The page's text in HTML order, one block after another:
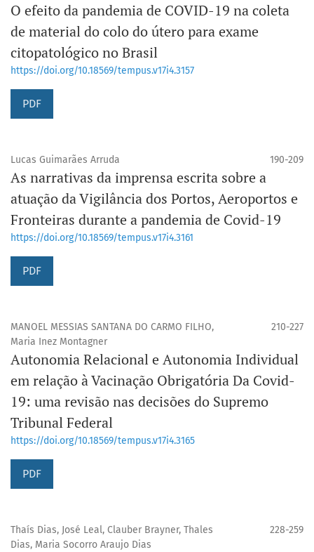
O efeito da pandemia de COVID-19 na coleta
de material do colo do útero para exame
citopatológico no Brasil
https://doi.org/10.18569/tempus.v17i4.3157
PDF
Lucas Guimarães Arruda 190-209
As narrativas da imprensa escrita sobre a
atuação da Vigilância dos Portos, Aeroportos e
Fronteiras durante a pandemia de Covid-19
https://doi.org/10.18569/tempus.v17i4.3161
PDF
MANOEL MESSIAS SANTANA DO CARMO FILHO,
Maria Inez Montagner
210-227
Autonomia Relacional e Autonomia Individual
em relação à Vacinação Obrigatória Da Covid-
19: uma revisão nas decisões do Supremo
Tribunal Federal
https://doi.org/10.18569/tempus.v17i4.3165
PDF
Thaís Dias, José Leal, Clauber Brayner, Thales
Dias, Maria Socorro Araujo Dias
228-259